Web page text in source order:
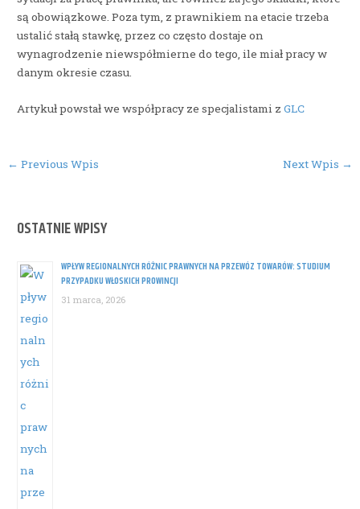
OSTATNIE WPISY
WPŁYW REGIONALNYCH RÓŻNIC PRAWNYCH NA PRZEWÓZ TOWARÓW: STUDIUM
PRZYPADKU WŁOSKICH PROWINCJI
31 marca, 2026
są obowiązkowe. Poza tym, z prawnikiem na etacie trzeba
ustalić stałą stawkę, przez co często dostaje on
wynagrodzenie niewspółmierne do tego, ile miał pracy w
danym okresie czasu.
Artykuł powstał we współpracy ze specjalistami zGLC
Post
← Previous Wpis Next Wpis →